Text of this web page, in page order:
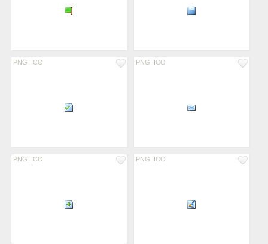
PNG ICO PNG ICO
PNG ICO PNG ICO